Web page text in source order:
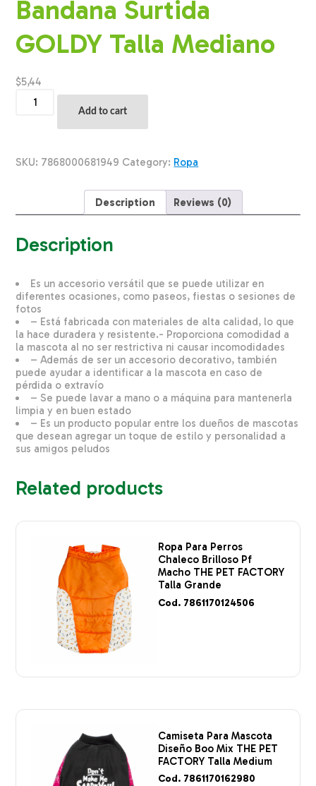
Bandana Surtida
GOLDY Talla Mediano
$5,44
Para
GOLDY
Add to cart
SKU: 7868000681949 Category: Ropa
Description Reviews (0)
Description
Es un accesorio versátil que se puede utilizar en
diferentes ocasiones, como paseos, fiestas o sesiones de
fotos
– Está fabricada con materiales de alta calidad, lo que
la hace duradera y resistente.- Proporciona comodidad a
la mascota al no ser restrictiva ni causar incomodidades
– Además de ser un accesorio decorativo, también
puede ayudar a identificar a la mascota en caso de
pérdida o extravío
– Se puede lavar a mano o a máquina para mantenerla
limpia y en buen estado
– Es un producto popular entre los dueños de mascotas
que desean agregar un toque de estilo y personalidad a
sus amigos peludos
Related products
Ropa Para Perros
Chaleco Brilloso Pf
Macho THE PET FACTORY
Talla Grande
Cod. 7861170124506
Camiseta Para Mascota
Diseño Boo Mix THE PET
FACTORY Talla Medium
Cod. 7861170162980